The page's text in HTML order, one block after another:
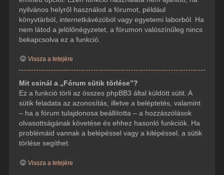
nyilvános helyről használod a fórumot, például
könyvtárból, internetkávézóból vagy egyetemi laborból. Ha
nem látod a jelölőnégyzetet, a fórumon valószínűleg nincs
bekapcsolva ez a funkció.
Vissza a tetejére
Mit csinál a „Fórum sütik törlése”?
Ez a funkció törli az összes phpBB3 által küldött sütit. A
sütik feladata az azonosítás, illetve a beléptetés, valamint
– ha a fórum tulajdonosa beállította – a hozzászólások
olvasottságának követése és ehhez hasonló funkciók. Ha
problémáid vannak a belépéssel vagy a kilépéssel, a sütik
törlése segíthet.
Vissza a tetejére